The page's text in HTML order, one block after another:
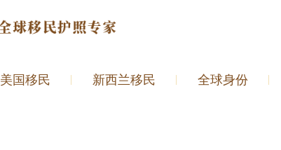
美国移民 新西兰移民 全球身份